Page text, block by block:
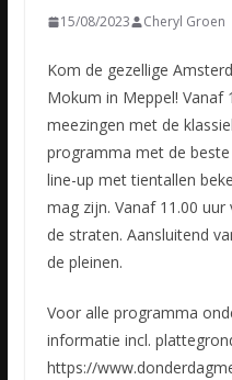
15/08/2023 Cheryl Groen
Kom de gezellige
Mokum in Meppel! Vanaf
meezingen met de
programma met de
line-up met tientallen
mag zijn. Vanaf 11.00
de straten. Aansluitend
de pleinen.
Voor alle programma
informatie incl.
https://